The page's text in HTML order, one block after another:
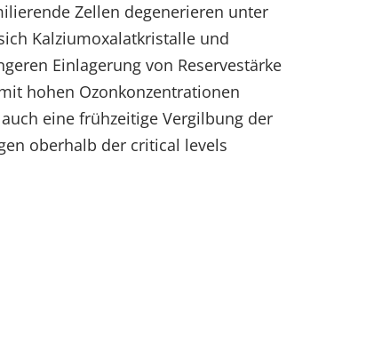
Zellen degenerieren unter
Kalziumoxalatkristalle und
Einlagerung von Reservestärke
hohen Ozonkonzentrationen
eine frühzeitige Vergilbung der
oberhalb der critical levels